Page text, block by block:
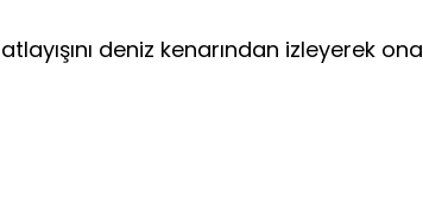
deniz kenarından izleyerek ona